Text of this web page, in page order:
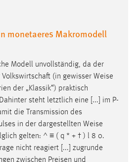
monetaeres Makromodell
Modell unvollständig, da der
(in gewisser Weise
der „Klassik“) praktisch
steht letztlich eine [...] im P-
die Transmission des
in der dargestellten Weise
gelten: ^ ≡ ( q * + † ) l 8 0.
nicht reagiert [...] zugrunde
zwischen Preisen und